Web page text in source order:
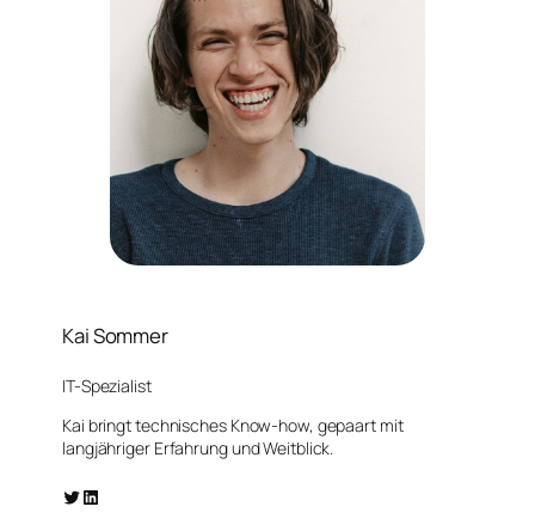
Kai Sommer
IT-Spezialist
Kai bringt technisches Know-how, gepaart mit
langjähriger Erfahrung und Weitblick.
Twitter LinkedIn